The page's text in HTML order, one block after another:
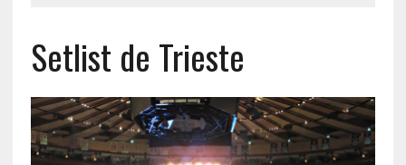
Setlist de Trieste